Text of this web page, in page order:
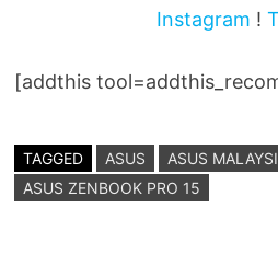
Instagram !
[addthis
TAGGED ASUS
ASUS
ASUS ZENBOOK PRO 15